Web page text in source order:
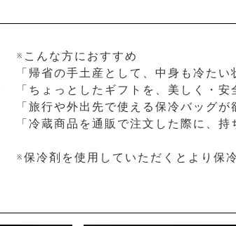
※こんな方におすすめ
「帰省の手土産として、中身も冷たい
「ちょっとしたギフトを、美しく・安
「旅行や外出先で使える保冷バッグが
「冷蔵商品を通販で注文した際に、
※保冷剤を使用していただくとより保